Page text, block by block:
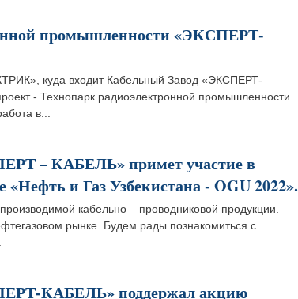
промышленности «ЭКСПЕРТ-
куда входит Кабельный Завод «ЭКСПЕРТ-
- Технопарк радиоэлектронной промышленности
в...
– КАБЕЛЬ» примет участие в
и Газ Узбекистана - OGU 2022».
кабельно – проводниковой продукции.
рынке. Будем рады познакомиться с
КАБЕЛЬ» поддержал акцию